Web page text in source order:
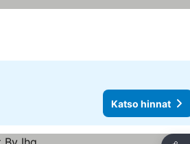
Katso hinnat